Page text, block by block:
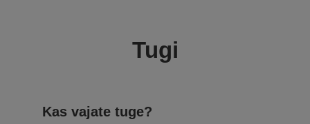
Tugi
Kas vajate tuge?